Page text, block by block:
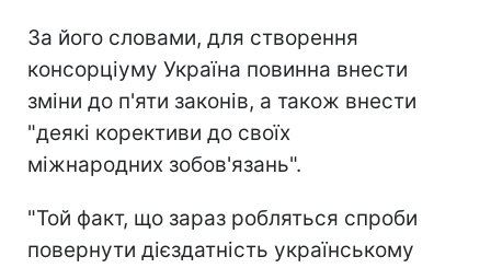
За його словами, для створення
консорціуму Україна повинна внести
зміни до п'яти законів, а також внести
"деякі корективи до своїх
міжнародних зобов'язань".
"Той факт, що зараз робляться спроби
повернути дієздатність українському